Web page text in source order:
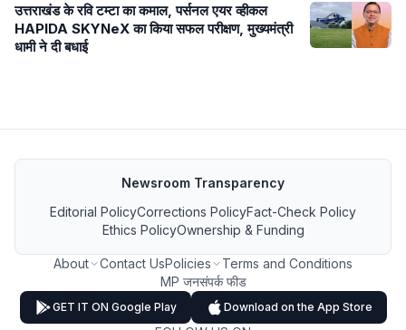
उत्तराखंड के रवि टम्टा का कमाल, पर्सनल एयर व्हीकल
HAPIDA SKYNeX का किया सफल परीक्षण, मुख्यमंत्री
धामी ने दी बधाई
Newsroom Transparency
Editorial PolicyCorrections PolicyFact-Check Policy
Ethics PolicyOwnership & Funding
About Contact UsPolicies
Terms and Conditions
MP जनसंपर्क फीड
GET IT ON Google Play Download on the App Store